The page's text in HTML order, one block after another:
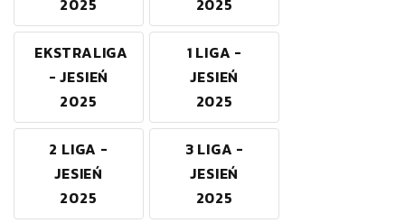
2025 2025
EKSTRALIGA
- JESIEŃ
2025
1 LIGA -
JESIEŃ
2025
2 LIGA -
JESIEŃ
2025
3 LIGA -
JESIEŃ
2025